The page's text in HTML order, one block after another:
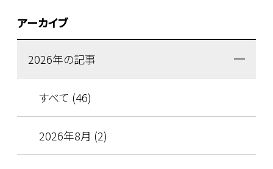
アーカイブ
2026年の記事
すべて (46)
2026年8月 (2)